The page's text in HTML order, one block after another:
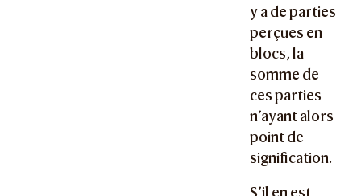
y a de parties
perçues en
blocs, la
somme de
ces parties
n’ayant alors
point de
signification.
S’il en est